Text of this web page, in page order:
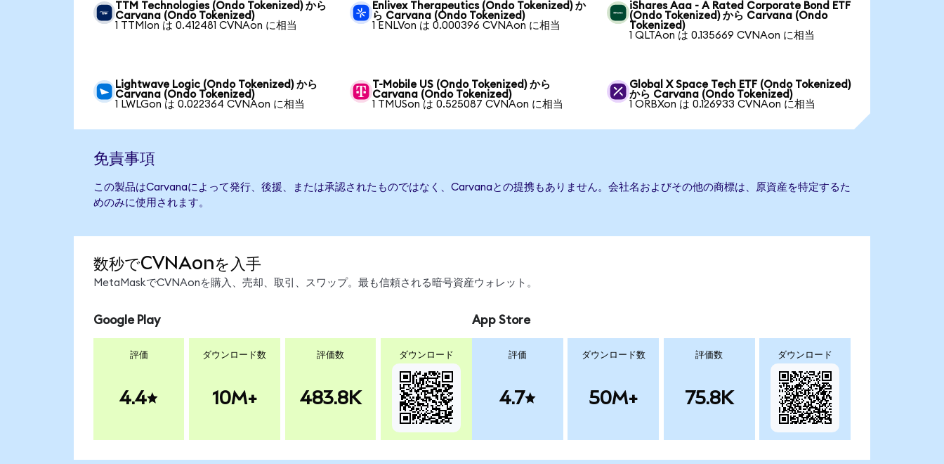
TTM Technologies (Ondo Tokenized) から
Carvana (Ondo Tokenized)
1 TTMIon は 0.412481 CVNAon に相当
Enlivex Therapeutics (Ondo Tokenized) か
ら Carvana (Ondo Tokenized)
1 ENLVon は 0.000396 CVNAon に相当
iShares Aaa - A Rated Corporate Bond ETF
(Ondo Tokenized) から Carvana (Ondo
Tokenized)
1 QLTAon は 0.135669 CVNAon に相当
Lightwave Logic (Ondo Tokenized) から
Carvana (Ondo Tokenized)
1 LWLGon は 0.022364 CVNAon に相当
T-Mobile US (Ondo Tokenized) から
Carvana (Ondo Tokenized)
1 TMUSon は 0.525087 CVNAon に相当
Global X Space Tech ETF (Ondo Tokenized)
から Carvana (Ondo Tokenized)
1 ORBXon は 0.126933 CVNAon に相当
免責事項
この製品はCarvanaによって発行、後援、または承認されたものではなく、Carvanaとの提携もありません。会社名およびその他の商標は、原資産を特定するた
めのみに使用されます。
数秒でCVNAonを入手
MetaMaskでCVNAonを購入、売却、取引、スワップ。最も信頼される暗号資産ウォレット。
Google Play
評価
4.4
ダウンロード数
10M+
評価数
483.8K
ダウンロード
App Store
評価
4.7
ダウンロード数
50M+
評価数
75.8K
ダウンロード